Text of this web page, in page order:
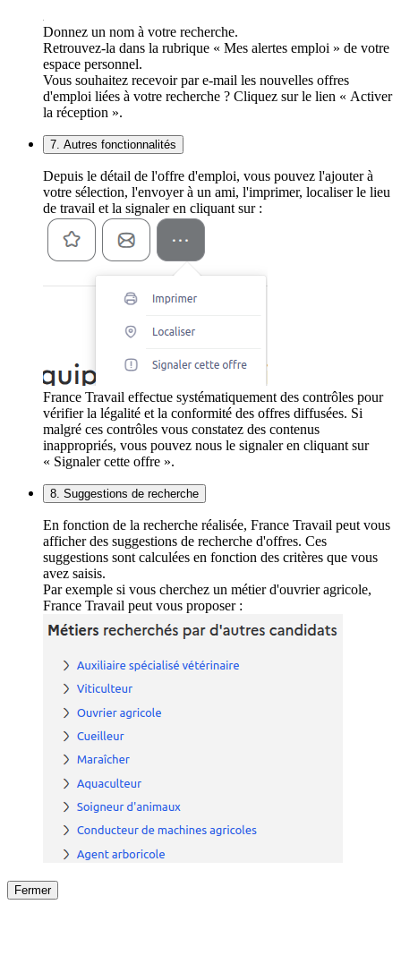
Donnez un nom à votre recherche.
Retrouvez-la dans la rubrique « Mes alertes emploi » de votre
espace personnel.
Vous souhaitez recevoir par e-mail les nouvelles offres
d'emploi liées à votre recherche ? Cliquez sur le lien « Activer
la réception ».
7. Autres fonctionnalités
Depuis le détail de l'offre d'emploi, vous pouvez l'ajouter à
votre sélection, l'envoyer à un ami, l'imprimer, localiser le lieu
de travail et la signaler en cliquant sur :
France Travail effectue systématiquement des contrôles pour
vérifier la légalité et la conformité des offres diffusées. Si
malgré ces contrôles vous constatez des contenus
inappropriés, vous pouvez nous le signaler en cliquant sur
« Signaler cette offre ».
8. Suggestions de recherche
En fonction de la recherche réalisée, France Travail peut vous
afficher des suggestions de recherche d'offres. Ces
suggestions sont calculées en fonction des critères que vous
avez saisis.
Par exemple si vous cherchez un métier d'ouvrier agricole,
France Travail peut vous proposer :
Fermer